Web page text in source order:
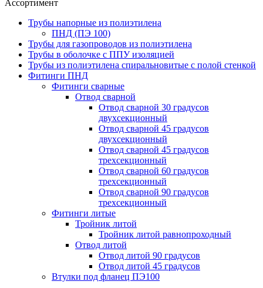
Ассортимент
Трубы напорные из полиэтилена
ПНД (ПЭ 100)
Трубы для газопроводов из полиэтилена
Трубы в оболочке с ППУ изоляцией
Трубы из полиэтилена cпиральновитые с полой стенкой
Фитинги ПНД
Фитинги сварные
Отвод сварной
Отвод сварной 30 градусов
двухсекционный
Отвод сварной 45 градусов
двухсекционный
Отвод сварной 45 градусов
трехсекционный
Отвод сварной 60 градусов
трехсекционный
Отвод сварной 90 градусов
трехсекционный
Фитинги литые
Тройник литой
Тройник литой равнопроходный
Отвод литой
Отвод литой 90 градусов
Отвод литой 45 градусов
Втулки под фланец ПЭ100